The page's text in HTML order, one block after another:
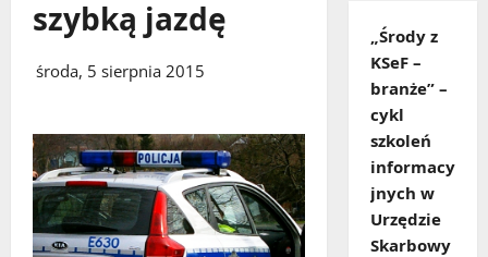
szybką jazdę
środa, 5 sierpnia 2015
„Środy z
KSeF –
branże” –
cykl
szkoleń
informacy
jnych w
Urzędzie
Skarbowy